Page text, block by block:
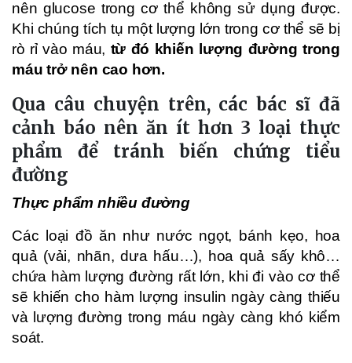
nên glucose trong cơ thể không sử dụng được.
Khi chúng tích tụ một lượng lớn trong cơ thể sẽ bị
rò rỉ vào máu, từ đó khiến lượng đường trong
máu trở nên cao hơn.
Qua câu chuyện trên, các bác sĩ đã
cảnh báo nên ăn ít hơn 3 loại thực
phẩm để tránh biến chứng tiểu
đường
Thực phẩm nhiều đường
Các loại đồ ăn như nước ngọt, bánh kẹo, hoa
quả (vải, nhãn, dưa hấu…), hoa quả sấy khô…
chứa hàm lượng đường rất lớn, khi đi vào cơ thể
sẽ khiến cho hàm lượng insulin ngày càng thiếu
và lượng đường trong máu ngày càng khó kiểm
soát.